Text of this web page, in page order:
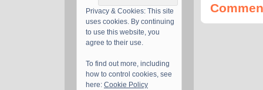
Privacy & Cookies: This site
uses cookies. By continuing
to use this website, you
agree to their use.
To find out more, including
how to control cookies, see
here: Cookie Policy